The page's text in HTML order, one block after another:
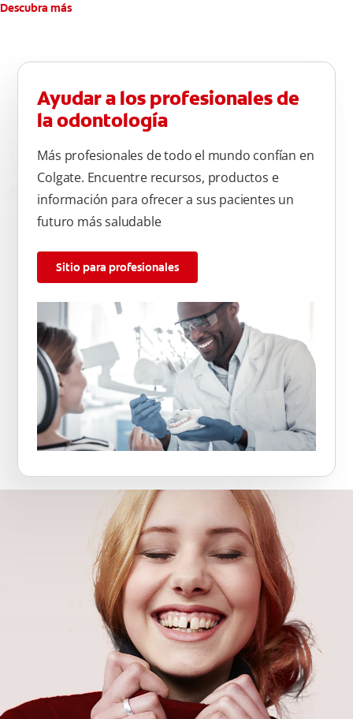
Descubra más
Ayudar a los profesionales de
la odontología
Más profesionales de todo el mundo confían en
Colgate. Encuentre recursos, productos e
información para ofrecer a sus pacientes un
futuro más saludable
Sitio para profesionales